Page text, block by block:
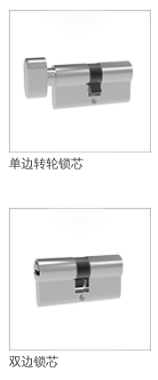
单边转轮锁芯
双边锁芯